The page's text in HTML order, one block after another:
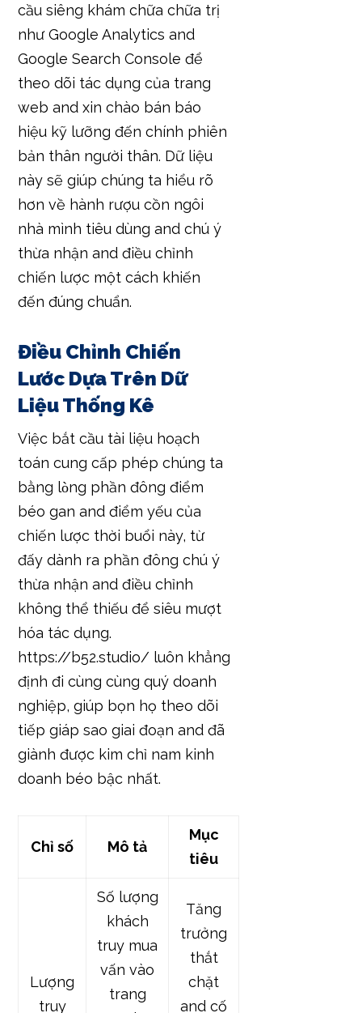
cầu siêng khám chữa chữa trị
như Google Analytics and
Google Search Console để
theo dõi tác dụng của trang
web and xin chào bán báo
hiệu kỹ lưỡng đến chính phiên
bản thân người thân. Dữ liệu
này sẽ giúp chúng ta hiểu rõ
hơn về hành rượu cồn ngôi
nhà mình tiêu dùng and chú ý
thừa nhận and điều chỉnh
chiến lược một cách khiến
đến đúng chuẩn.
Điều Chỉnh Chiến
Lước Dựa Trên Dữ
Liệu Thống Kê
Việc bắt cầu tài liệu hoạch
toán cung cấp phép chúng ta
bằng lòng phần đông điểm
béo gan and điểm yếu của
chiến lược thời buổi này, từ
đấy dành ra phần đông chú ý
thừa nhận and điều chỉnh
không thể thiếu để siêu mượt
hóa tác dụng.
https://b52.studio/ luôn khẳng
định đi cùng cùng quý doanh
nghiệp, giúp bọn họ theo dõi
tiếp giáp sao giai đoạn and đã
giành được kim chỉ nam kinh
doanh béo bậc nhất.
Chỉ số Mô tả
Mục
tiêu
Lượng
truy
Số lượng
khách
truy mua
vấn vào
trang
Tăng
trưởng
thắt
chặt
and cố